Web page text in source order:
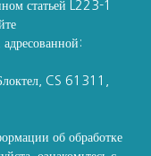
статьей L223-1
CS 61311,
об обработке